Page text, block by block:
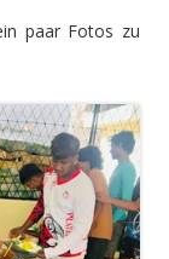
paar Fotos zu